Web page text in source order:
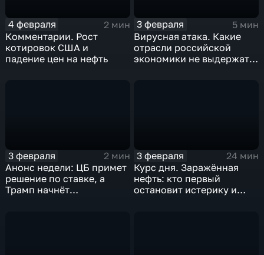
4 февраля
2 мин
Комментарии. Рост
котировок США и
падение цен на нефть
3 февраля
5 мин
Вирусная атака. Какие
отрасли российской
экономики не выдержат
3 февраля
2 мин
Анонс недели: ЦБ примет
решение по ставке, а
Трамп начнёт
3 февраля
24 мин
Курс дня. Заражённая
нефть: кто первый
остановит истерику и